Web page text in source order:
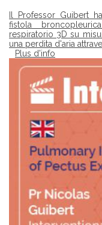
Il Professor Guibert
fistola
respiratorio 3D su
una perdita d'aria
Plus d'info